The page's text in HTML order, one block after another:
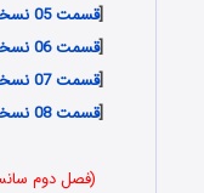
[قسمت 05 نسخه 1080p
[قسمت 06 نسخه 1080p
[قسمت 07 نسخه 1080p
[قسمت 08 نسخه 1080p
(فصل دوم